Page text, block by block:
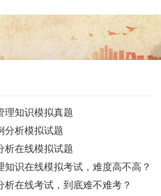
理知识模拟真题
分析模拟试题
析在线模拟试题
识在线模拟考试，难度高不高？
在线考试，到底难不难考？